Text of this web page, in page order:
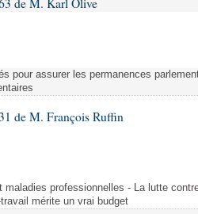
lois
des lois
de M. Karl Olive
pour assurer les permanences
de M. François Ruffin
maladies professionnelles - La lutte
mérite un vrai budget